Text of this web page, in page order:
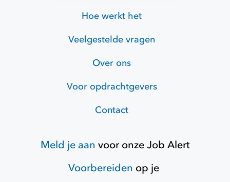
Hoe werkt het
Veelgestelde vragen
Over ons
Voor opdrachtgevers
Contact
Meld je aan voor onzeJob Alert
Voorbereiden op je